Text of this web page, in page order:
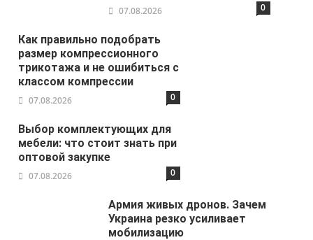
07.08.2026 0
Как правильно подобрать
размер компрессионного
трикотажа и не ошибиться с
классом компрессии
07.08.2026 0
Выбор комплектующих для
мебели: что стоит знать при
оптовой закупке
07.08.2026 0
Армия живых дронов. Зачем
Украина резко усиливает
мобилизацию